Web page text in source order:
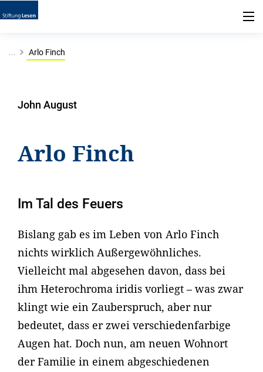
... Arlo Finch
John August
Arlo Finch
Im Tal des Feuers
Bislang gab es im Leben von Arlo Finch
nichts wirklich Außergewöhnliches.
Vielleicht mal abgesehen davon, dass bei
ihm Heterochroma iridis vorliegt – was zwar
klingt wie ein Zauberspruch, aber nur
bedeutet, dass er zwei verschiedenfarbige
Augen hat. Doch nun, am neuen Wohnort
der Familie in einem abgeschiedenen